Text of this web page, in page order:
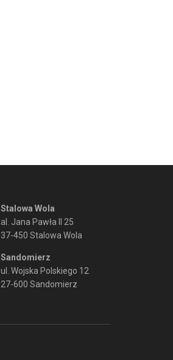
Stalowa Wola
al. Jana Pawła II 25
37-450 Stalowa Wola
Sandomierz
ul. Wojska Polskiego 12
27-600 Sandomierz